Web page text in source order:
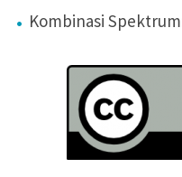
Kombinasi